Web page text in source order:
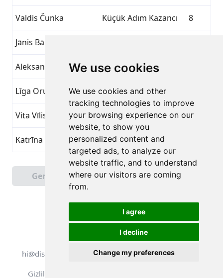
We use cookies
We use cookies and other
tracking technologies to improve
your browsing experience on our
website, to show you
personalized content and
targeted ads, to analyze our
website traffic, and to understand
where our visitors are coming
from.
I agree
I decline
Change my preferences
Valdis Čunka Küçük Adım Kazancı 8
Jānis Bārtulis
Aleksandrs Kangurs Küçük Adım Kazancı
Līga Orupa Küçük Adım Kazancı
Vita Vīlistere Küçük Adım Kazancı 8
Katrīna Kalniņa Küçük Adım Kazancı
Geri
Sayfa 1 / 4
Toplam 90 Başarılar
Sonraki
Tüm hakları saklıdır. DistantRace
hi@distantrace.com
+371 25425987
Gizlilik Politikası